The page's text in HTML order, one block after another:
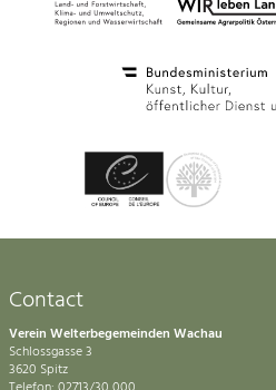
Contact
Verein Welterbegemeinden Wachau
Schlossgasse 3
3620 Spitz